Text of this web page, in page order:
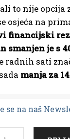
to nije opcija
osjeća na
financijski
smanjen je s
radnih sati
manja za
e se na naš